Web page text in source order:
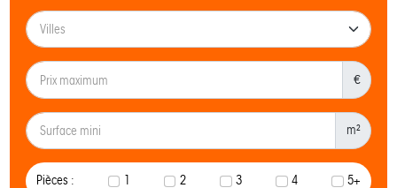
€
m²
Pièces : 1 2 3 4 5+